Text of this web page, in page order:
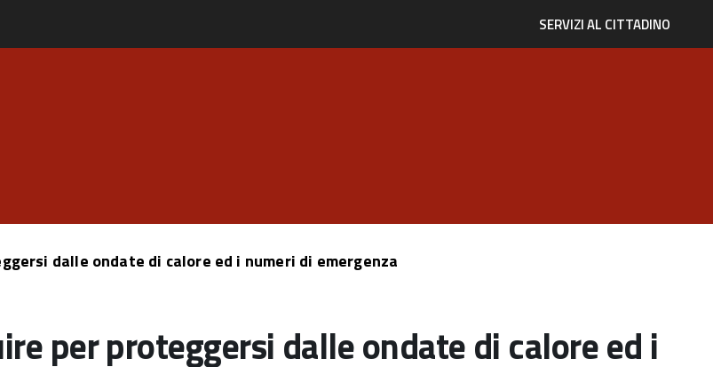
SERVIZI AL CITTADINO
dalle ondate di calore ed i numeri di emergenza
per proteggersi dalle ondate di calore ed i